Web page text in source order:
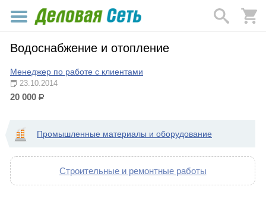
Водоснабжение и отопление
Менеджер по работе с клиентами
23.10.2014
20 000 р.
Промышленные материалы и оборудование
Строительные и ремонтные работы